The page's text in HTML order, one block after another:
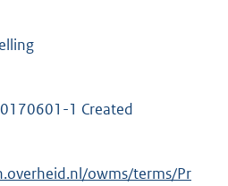
1 Created
owms/terms/Pr